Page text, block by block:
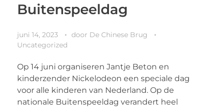
Buitenspeeldag
juni 14, 2023 door De Chinese Brug
Uncategorized
Op 14 juni organiseren Jantje Beton en
kinderzender Nickelodeon een speciale dag
voor alle kinderen van Nederland. Op de
nationale Buitenspeeldag verandert heel